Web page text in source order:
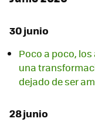
30 junio
Poco a poco,
una
dejado de ser
28 junio